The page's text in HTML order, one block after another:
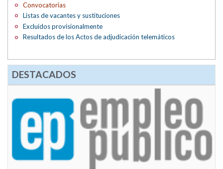
Convocatorias
Listas de vacantes y sustituciones
Excluidos provisionalmente
Resultados de los Actos de adjudicación telemáticos
DESTACADOS